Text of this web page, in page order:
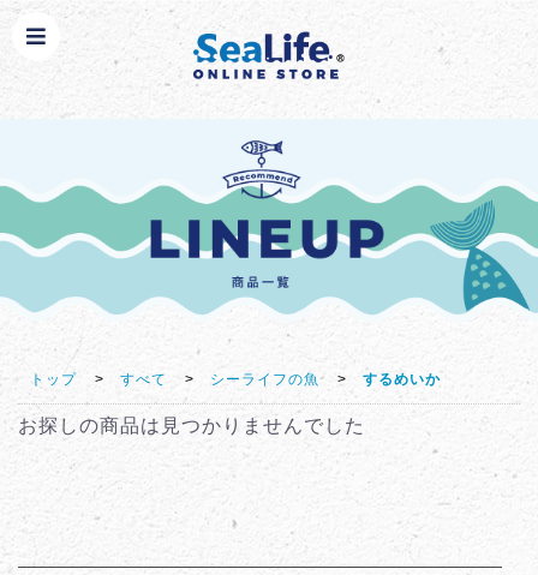
トップ > すべて > シーライフの魚 > するめいか
お探しの商品は見つかりませんでした